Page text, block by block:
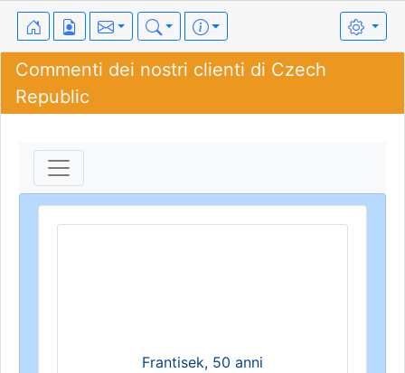
Commenti dei nostri clienti di Czech
Republic
Frantisek, 50 anni